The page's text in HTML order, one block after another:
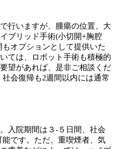
行いますが、腫瘍の位置、大
ブリッド手術(小切開+胸腔
オプションとして提供いた
ては、ロボット手術も積極的
望があれば、是非ご相談くだ
会復帰も2週間以内には通常
入院期間は３-５日間、社会
です。ただ、重喫煙者、気